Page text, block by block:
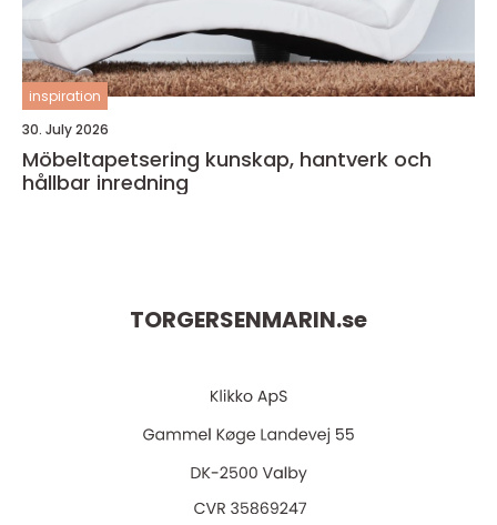
inspiration
30. July 2026
Möbeltapetsering kunskap, hantverk och
hållbar inredning
TORGERSENMARIN.se